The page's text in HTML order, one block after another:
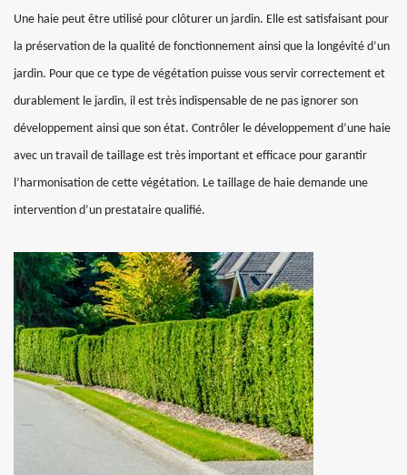
Une haie peut être utilisé pour clôturer un jardin. Elle est satisfaisant pour
la préservation de la qualité de fonctionnement ainsi que la longévité d’un
jardin. Pour que ce type de végétation puisse vous servir correctement et
durablement le jardin, il est très indispensable de ne pas ignorer son
développement ainsi que son état. Contrôler le développement d’une haie
avec un travail de taillage est très important et efficace pour garantir
l’harmonisation de cette végétation. Le taillage de haie demande une
intervention d’un prestataire qualifié.